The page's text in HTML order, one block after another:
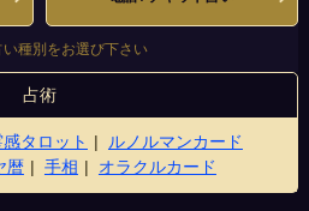
い種別をお選び下さい
占術
感タロット
ルノルマンカード
暦 手相 オラクルカード